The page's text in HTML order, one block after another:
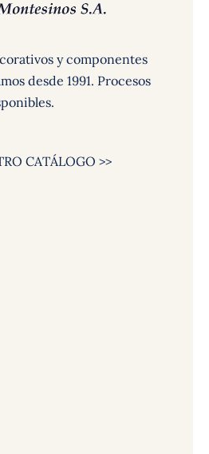
y componentes
desde 1991. Procesos
CATÁLOGO >>